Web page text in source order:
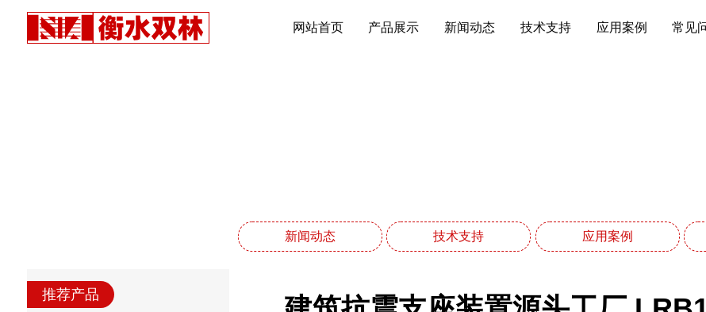
网站首页 产品展示 新闻动态 技术支持 应用案例 常见
新闻动态 技术支持 应用案例
推荐产品